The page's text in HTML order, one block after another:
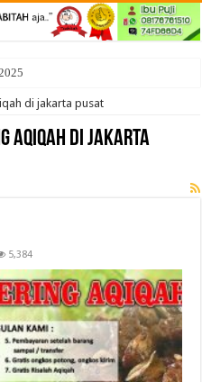
di jakarta pusat
aqiqah di jakarta
5,384